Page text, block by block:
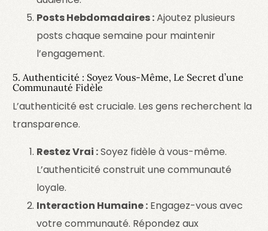
Posts Hebdomadaires :Ajoutez plusieurs
posts chaque semaine pour maintenir
l’engagement.
5. Authenticité : Soyez Vous-Même, Le Secret d’une
Communauté Fidèle
L’authenticité est cruciale. Les gens recherchent la
transparence.
Restez Vrai :Soyez fidèle à vous-même.
L’authenticité construit une communauté
loyale.
Interaction Humaine : Engagez-vous avec
votre communauté. Répondez aux